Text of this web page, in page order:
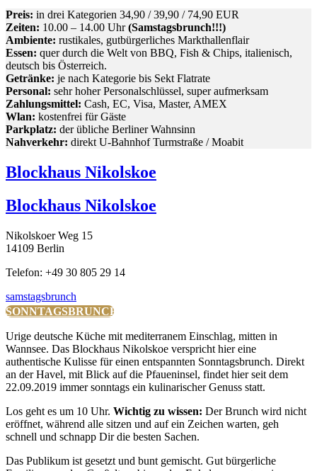
Preis: in drei Kategorien 34,90 / 39,90 / 74,90 EUR
Zeiten: 10.00 – 14.00 Uhr(Samstagsbrunch!!!)
Ambiente: rustikales, gutbürgerliches Markthallenflair
Essen: quer durch die Welt von BBQ, Fish & Chips, italienisch,
deutsch bis Österreich.
Getränke: je nach Kategorie bis Sekt Flatrate
Personal: sehr hoher Personalschlüssel, super aufmerksam
Zahlungsmittel: Cash, EC, Visa, Master, AMEX
Wlan: kostenfrei für Gäste
Parkplatz: der übliche Berliner Wahnsinn
Nahverkehr: direkt U-Bahnhof Turmstraße / Moabit
Blockhaus Nikolskoe
Blockhaus Nikolskoe
Nikolskoer Weg 15
14109 Berlin
Telefon: +49 30 805 29 14
samstagsbrunch
SONNTAGSBRUNCH
Urige deutsche Küche mit mediterranem Einschlag, mitten in
Wannsee. Das Blockhaus Nikolskoe verspricht hier eine
authentische Kulisse für einen entspannten Sonntagsbrunch. Direkt
an der Havel, mit Blick auf die Pfaueninsel, findet hier seit dem
22.09.2019 immer sonntags ein kulinarischer Genuss statt.
Los geht es um 10 Uhr. Wichtig zu wissen: Der Brunch wird nicht
eröffnet, während alle sitzen und auf ein Zeichen warten, geh
schnell und schnapp Dir die besten Sachen.
Das Publikum ist gesetzt und bunt gemischt. Gut bürgerliche